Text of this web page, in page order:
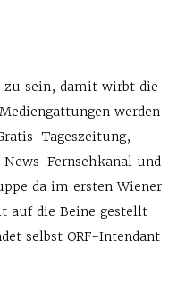
zu sein, damit wirbt die
werden
Tageszeitung,
Fernsehkanal und
da im ersten Wiener
auf die Beine gestellt
selbst ORF-Intendant